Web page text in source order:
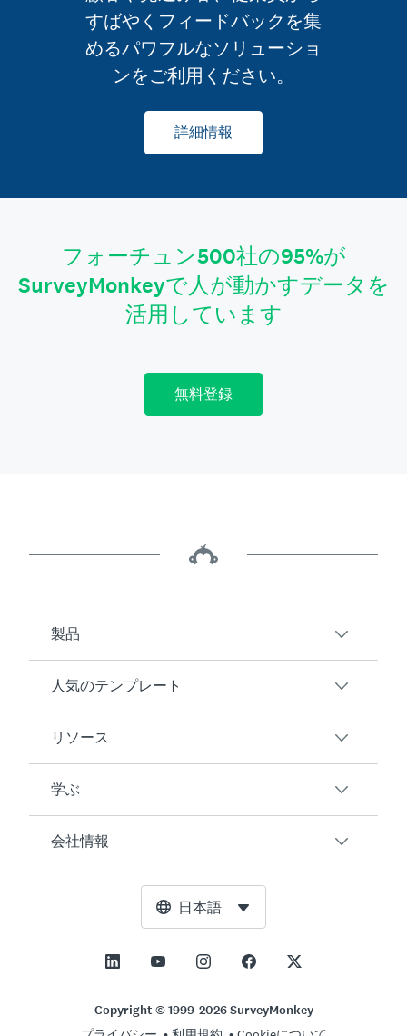
すばやくフィードバックを集
めるパワフルなソリューショ
ンをご利用ください。
詳細情報
フォーチュン500社の95%が
SurveyMonkeyで人が動かすデータを
活用しています
無料登録
製品
概要
アンケート
AIアンケート生成ツール
オンラインフォーム
マーケットリサーチ
アプリケーション管理
人気のテンプレート
顧客満足度
従業員エンゲージメント
イベントフィードバック
製品テスト
Net Promoter Score（NPS）
すべてのテンプレート
リソース
ユーザーの声
ブログ
サポート
お問い合わせ
学ぶ
アンケート作成方法
NPS計算ツール
許容誤差計算ツール
標本サイズ計算ツール
リッカート尺度
会社情報
リーダーシップチーム
展望と使命
社会的影響とインクルージョン
日本語
Copyright © 1999-2026 SurveyMonkey